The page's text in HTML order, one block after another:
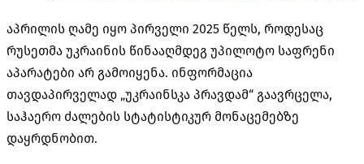
აპრილის ღამე იყო პირველი 2025 წელს, როდესაც
რუსეთმა უკრაინის წინააღმდეგ უპილოტო საფრენი
აპარატები არ გამოიყენა. ინფორმაცია
თავდაპირველად „უკრაინსკა პრავდამ“ გაავრცელა,
საჰაერო ძალების სტატისტიკურ მონაცემებზე
დაყრდნობით.